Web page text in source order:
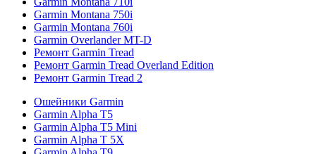
Garmin Montana 750i
Garmin Montana 760i
Garmin Overlander MT-D
Ремонт Garmin Tread
Ремонт Garmin Tread Overland Edition
Ремонт Garmin Tread 2
Ошейники Garmin
Garmin Alpha T5
Garmin Alpha T5 Mini
Garmin Alpha T 5X